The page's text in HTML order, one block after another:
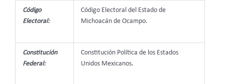
Código
Electoral:
Código Electoral del Estado de
Michoacán de Ocampo.
Constitución
Federal:
Constitución Política de los Estados
Unidos Mexicanos.